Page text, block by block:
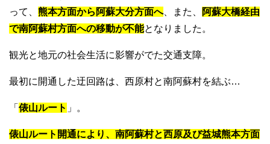
って、 熊本方面から阿蘇大分方面へ、また、
阿蘇大橋経由
で南阿蘇村方面への移動が不能となりました。
観光と地元の社会生活に影響がでた交通支障。
最初に開通した迂回路は、西原村と南阿蘇村を結ぶ…
「 俵山ルート 」。
俵山ルート開通により、南阿蘇村と西原及び益城熊本方面